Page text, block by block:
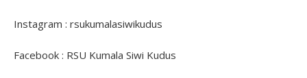
Instagram : rsukumalasiwikudus
Facebook : RSU Kumala Siwi Kudus